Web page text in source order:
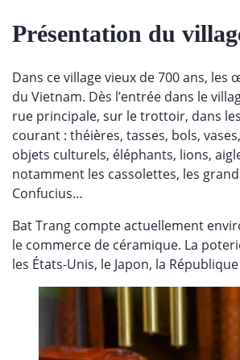
Présentation du
Dans ce village vieux de 700 ans,
du Vietnam. Dès l’entrée dans le
rue principale, sur le trottoir, dans
courant : théières, tasses, bols,
objets culturels, éléphants, lions,
notamment les cassolettes, les
Confucius…
Bat Trang compte actuellement
le commerce de céramique. La
les États-Unis, le Japon, la